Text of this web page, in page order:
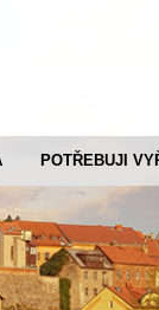
POTŘEBUJI